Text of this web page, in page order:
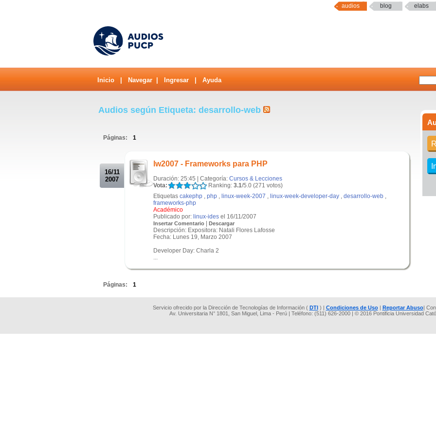
audios blog elabs
Inicio Navegar Ingresar Ayuda
Audios según Etiqueta: desarrollo-web
Páginas: 1
16/11
2007
lw2007 - Frameworks para PHP
Duración: 25:45 | Categoría: Cursos & Lecciones
Vota:
Ranking: 3.1/5.0 (271 votos)
Etiquetas cakephp , php , linux-week-2007 , linux-week-developer-day , desarrollo-web ,
frameworks-php
Académico
Publicado por: linux-ides el 16/11/2007
Insertar Comentario | Descargar
Descripción: Expositora: Natali Flores Lafosse
Fecha: Lunes 19, Marzo 2007
Developer Day: Charla 2
...
Páginas: 1
Servicio ofrecido por la Dirección de Tecnologías de Información ( DTI) | Condiciones de Uso| Reportar Abuso|
Av. Universitaria N° 1801, San Miguel, Lima - Perú | Teléfono: (511) 626-2000 | © 2016 Pontificia Universidad